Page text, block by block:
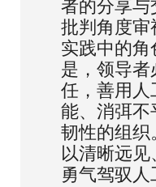
批判角度
实践中的
是，领导
任，善用
能、消弭
韧性的组
以清晰远
勇气驾驭人